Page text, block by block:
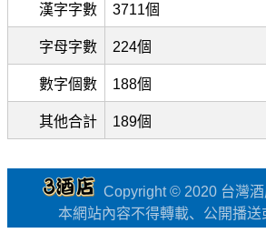
漢字字數 3711個
字母字數 224個
數字個數 188個
其他合計 189個
Copyright © 2020 台灣
本網站內容不得轉載、公開播送